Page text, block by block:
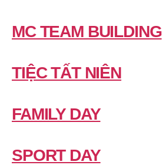
MC TEAM BUILDING
TIỆC TẤT NIÊN
FAMILY DAY
SPORT DAY